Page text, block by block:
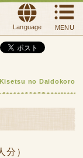
Language MENU
Kisetsu no Daidokoro
分）